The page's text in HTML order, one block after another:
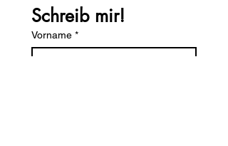
Schreib mir!
Vorname *